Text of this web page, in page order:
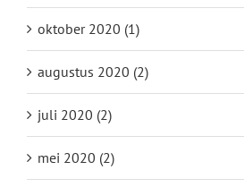
oktober 2020 (1)
augustus 2020 (2)
juli 2020 (2)
mei 2020 (2)